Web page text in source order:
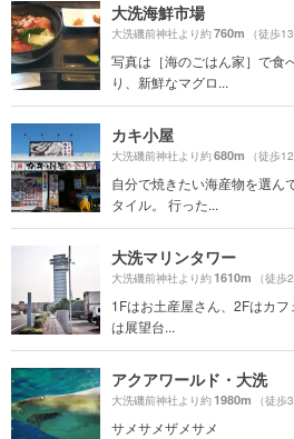
大洗海鮮市場
大洗磯前神社より約760m （徒歩13
写真は［海のごはん家］で食
り、新鮮なマグロ...
カキ小屋
大洗磯前神社より約680m （徒歩12
自分で焼きたい海産物を選ん
タイル。 行った...
大洗マリンタワー
大洗磯前神社より約1610m （徒歩
1Fはお土産屋さん、2Fはカ
は展望台...
アクアワールド・大洗
大洗磯前神社より約1980m （徒歩
サメサメザメサメ